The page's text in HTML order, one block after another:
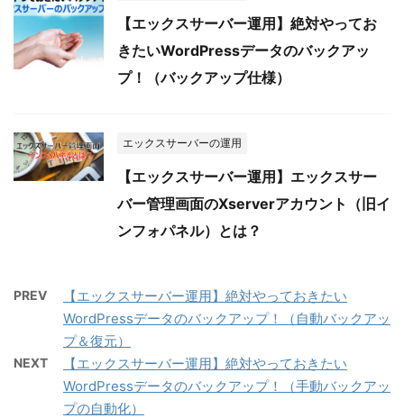
【エックスサーバー運用】絶対やってお
きたいWordPressデータのバックアッ
プ！（バックアップ仕様）
エックスサーバーの運用
【エックスサーバー運用】エックスサー
バー管理画面のXserverアカウント（旧イ
ンフォパネル）とは？
PREV
【エックスサーバー運用】絶対やっておきたい
WordPressデータのバックアップ！（自動バックアッ
プ＆復元）
NEXT
【エックスサーバー運用】絶対やっておきたい
WordPressデータのバックアップ！（手動バックアッ
プの自動化）